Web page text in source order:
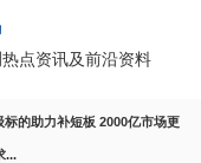
点资讯及前沿资料
标的助力补短板 2000亿市场更
...